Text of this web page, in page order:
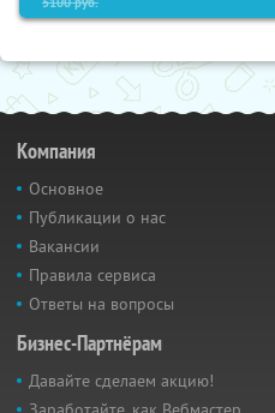
Компания
Основное
Публикации о нас
Вакансии
Правила сервиса
Ответы на вопросы
Бизнес-Партнёрам
Давайте сделаем акцию!